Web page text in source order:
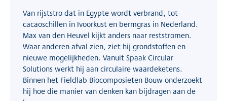
Van rijststro dat in Egypte wordt verbrand, tot
cacaoschillen in Ivoorkust en bermgras in Nederland.
Max van den Heuvel kijkt anders naar reststromen.
Waar anderen afval zien, ziet hij grondstoffen en
nieuwe mogelijkheden. Vanuit Spaak Circular
Solutions werkt hij aan circulaire waardeketens.
Binnen het Fieldlab Biocomposieten Bouw onderzoekt
hij hoe die manier van denken kan bijdragen aan de